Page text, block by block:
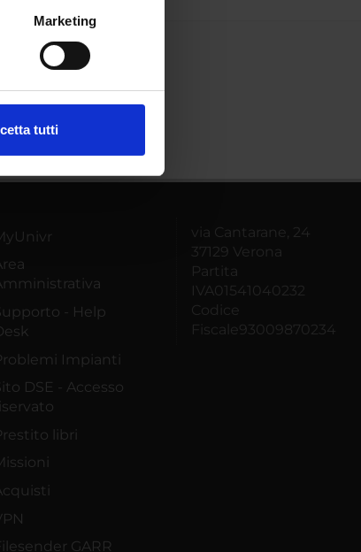
Marketing
tutti
- Help
Impianti
DSE - Accesso
libri
GARR
via Cantarane, 24
37129 Verona
Partita
IVA01541040232
Codice
Fiscale93009870234